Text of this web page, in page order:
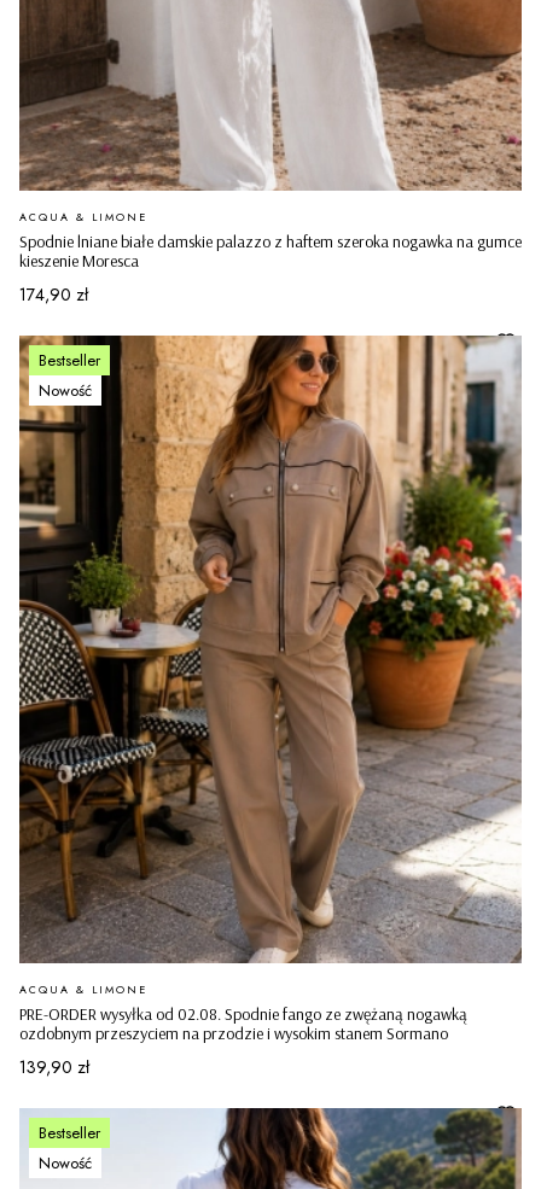
Spodnie lniane białe damskie palazzo z haftem szeroka nogawka na gumce
kieszenie Moresca
PRODUCENT
ACQUA & LIMONE
Cena
174,90 zł
Bestseller
Nowość
PRE-ORDER wysyłka od 02.08. Spodnie fango ze zwężaną nogawką
ozdobnym przeszyciem na przodzie i wysokim stanem Sormano
PRODUCENT
ACQUA & LIMONE
Cena
139,90 zł
Bestseller
Nowość